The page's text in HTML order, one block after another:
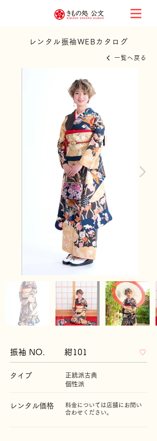
レンタル振袖WEBカタログ
一覧へ戻る
振袖 NO. 紺101 ♡
タイプ
正統派古典
個性派
レンタル価格
料金については店舗にお問い
合わせください。